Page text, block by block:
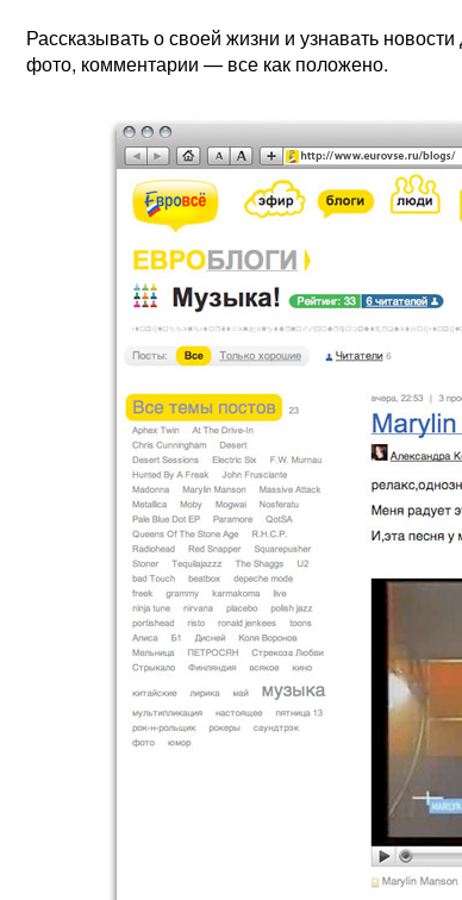
Рассказывать о своей жизни и узнавать
фото, комментарии — все как положено.